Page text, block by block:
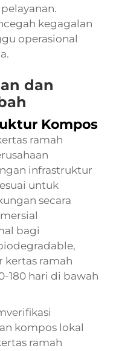
kegagalan
operasional
dan
Kompos
ramah
infrastruktur
untuk
secara
bagi
kertas ramah
180 hari di bawah
kompos lokal
ramah